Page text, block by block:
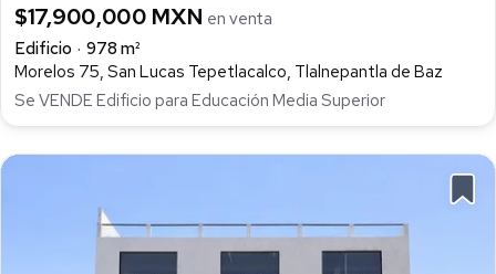
$17,900,000 MXN en venta
Edificio
978 m²
Morelos 75, San Lucas Tepetlacalco, Tlalnepantla de Baz
Se VENDE Edificio para Educación Media Superior